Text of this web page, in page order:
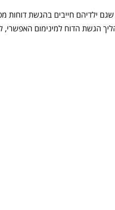
ילדיהם חייבים בהגשת דוחות
הגשת הדוח למינימום האפשרי,